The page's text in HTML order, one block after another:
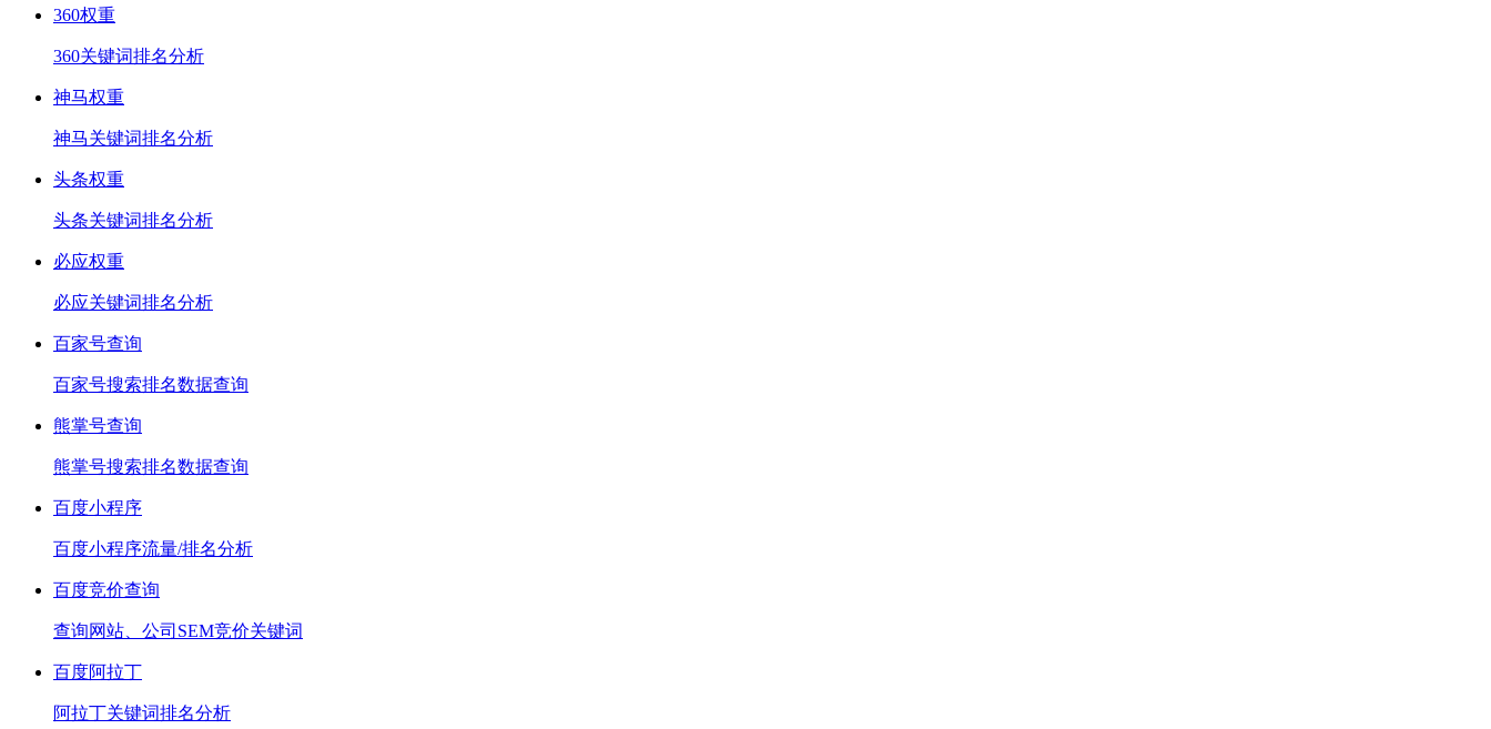
360权重
360关键词排名分析
神马权重
神马关键词排名分析
头条权重
头条关键词排名分析
必应权重
必应关键词排名分析
百家号查询
百家号搜索排名数据查询
熊掌号查询
熊掌号搜索排名数据查询
百度小程序
百度小程序流量/排名分析
百度竞价查询
查询网站、公司SEM竞价关键词
百度阿拉丁
阿拉丁关键词排名分析